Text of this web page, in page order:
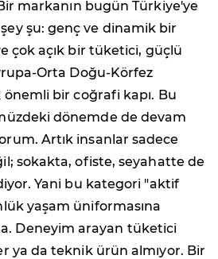
markanın bugün Türkiye'ye
şu: genç ve dinamik bir
çok açık bir tüketici, güçlü
Orta Doğu-Körfez
önemli bir coğrafi kapı. Bu
dönemde de devam
Artık insanlar sadece
sokakta, ofiste, seyahatte de
Yani bu kategori "aktif
yaşam üniformasına
Deneyim arayan tüketici
ya da teknik ürün almıyor. Bir